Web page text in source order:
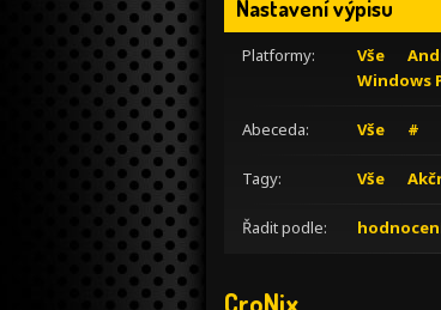
Nastavení výpisu
Platformy: Vše
Windows
Abeceda: Vše #
Tagy: Vše
Řadit podle:
CroNix